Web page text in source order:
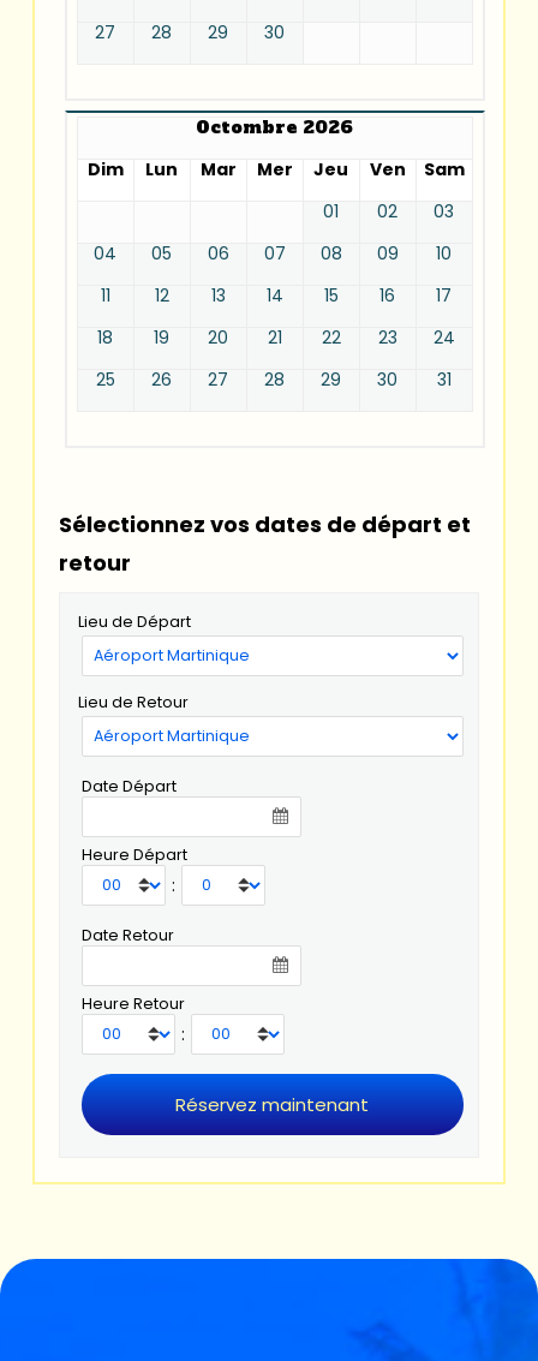
27
28 29 30
Octombre 2026
Dim
Lun Mar Mer Jeu Ven
Sam
01
02
03
04
05 06 07 08 09
10
11
12 13 14 15 16
17
18
19 20 21 22 23
24
25
26 27 28 29 30 31
Sélectionnez vos dates de départ et
retour
Lieu de Départ
Lieu de Retour
Date Départ
Heure Départ
:
Date Retour
Heure Retour
: